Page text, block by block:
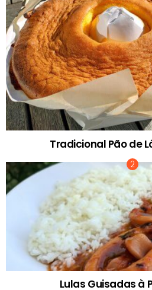
Tradicional Pão de
Lulas Guisadas à